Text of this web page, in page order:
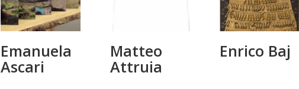
Emanuela
Ascari
Matteo
Attruia
Enrico Baj